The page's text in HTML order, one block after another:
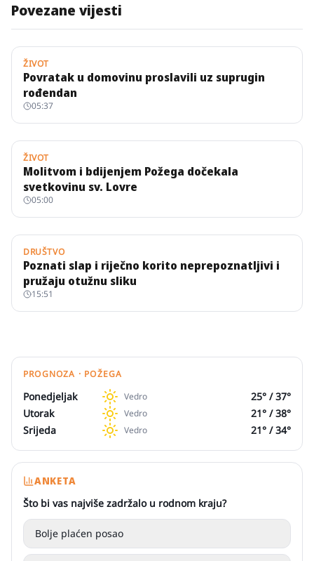
Povezane vijesti
ŽIVOT
Povratak u domovinu proslavili uz suprugin
rođendan
05:37
ŽIVOT
Molitvom i bdijenjem Požega dočekala
svetkovinu sv. Lovre
05:00
DRUŠTVO
Poznati slap i riječno korito neprepoznatljivi i
pružaju otužnu sliku
15:51
PROGNOZA · POŽEGA
Ponedjeljak Vedro 25° /37°
Utorak
Vedro 21° /38°
Srijeda
Vedro 21° /34°
ANKETA
Što bi vas najviše zadržalo u rodnom kraju?
Bolje plaćen posao